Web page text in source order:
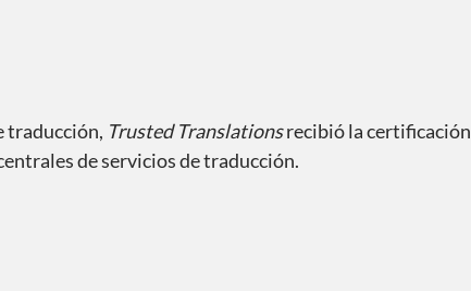
traducción, Trusted Translationsrecibió la certificación
de servicios de traducción.